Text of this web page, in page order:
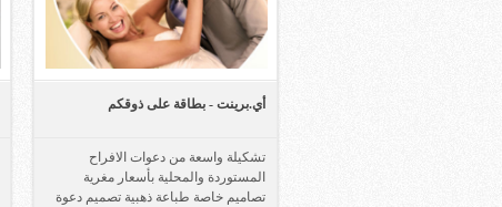
أي.برينت - بطاقة على ذوقكم
تشكيلة واسعة من دعوات الافراح
المستوردة والمحلية بأسعار مغرية
تصاميم خاصة طباعة ذهبية تصميم دعوة